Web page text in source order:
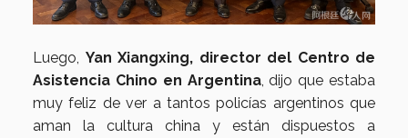
Luego, Yan Xiangxing, director del Centro de
Asistencia Chino en Argentina, dijo que estaba
muy feliz de ver a tantos policías argentinos que
aman la cultura china y están dispuestos a